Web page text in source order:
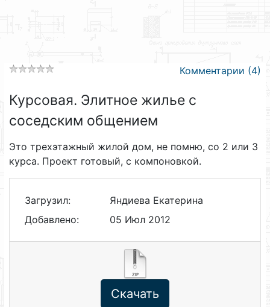
Комментарии (4)
Курсовая. Элитное жилье с
соседским общением
Это трехэтажный жилой дом, не помню, со 2 или 3
курса. Проект готовый, с компоновкой.
Загрузил:
Яндиева Екатерина
Добавлено:
05 Июл 2012
Скачать